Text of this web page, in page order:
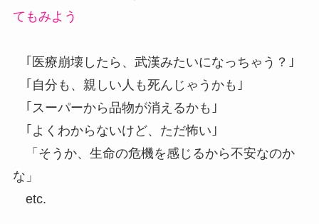
てもみよう
｢医療崩壊したら、武漢みたいになっちゃう？｣
｢自分も、親しい人も死んじゃうかも｣
｢スーパーから品物が消えるかも｣
｢よくわからないけど、ただ怖い｣
「そうか、生命の危機を感じるから不安なのか
な」
etc.